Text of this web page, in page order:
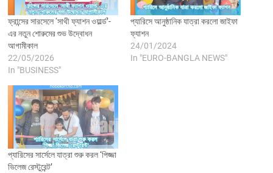
ফ্রান্সের সারসেলে ‘সাথী ফ্যাশন ওয়ার্ল্ড’-
এর নতুন শোরুমের শুভ উদ্বোধন
আগামীকাল
22/05/2026
In "BUSINESS"
প্যারিসে আনুষ্ঠানিক যাত্রা করলো জাইফা
ফ্যাশন
24/01/2024
In "EURO-BANGLA NEWS"
প্যারিসের সার্সেলে যাত্রা শুরু করল ‘পিজ্জা
ভিলেজ রেস্টুরেন্ট’